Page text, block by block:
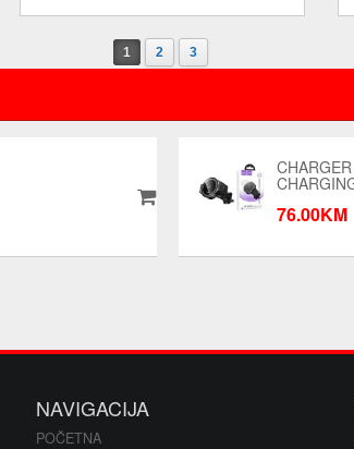
1 2 3
76.00KM
NAVIGACIJA
POČETNA